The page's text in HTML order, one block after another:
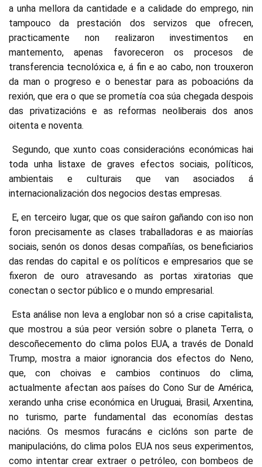
a unha mellora da cantidade e a calidade do emprego, nin
tampouco da prestación dos servizos que ofrecen,
practicamente non realizaron investimentos en
mantemento, apenas favoreceron os procesos de
transferencia tecnolóxica e, á fin e ao cabo, non trouxeron
da man o progreso e o benestar para as poboacións da
rexión, que era o que se prometía coa súa chegada despois
das privatizacións e as reformas neoliberais dos anos
oitenta e noventa.
Segundo, que xunto coas consideracións económicas hai
toda unha listaxe de graves efectos sociais, políticos,
ambientais e culturais que van asociados á
internacionalización dos negocios destas empresas.
E, en terceiro lugar, que os que saíron gañando con iso non
foron precisamente as clases traballadoras e as maiorías
sociais, senón os donos desas compañías, os beneficiarios
das rendas do capital e os políticos e empresarios que se
fixeron de ouro atravesando as portas xiratorias que
conectan o sector público e o mundo empresarial.
Esta análise non leva a englobar non só a crise capitalista,
que mostrou a súa peor versión sobre o planeta Terra, o
descoñecemento do clima polos EUA, a través de Donald
Trump, mostra a maior ignorancia dos efectos do Neno,
que, con choivas e cambios continuos do clima,
actualmente afectan aos países do Cono Sur de América,
xerando unha crise económica en Uruguai, Brasil, Arxentina,
no turismo, parte fundamental das economías destas
nacións. Os mesmos furacáns e ciclóns son parte de
manipulacións, do clima polos EUA nos seus experimentos,
como intentar crear extraer o petróleo, con bombeos de